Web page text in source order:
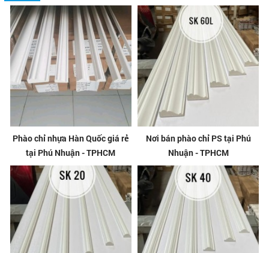
Phào chỉ nhựa Hàn Quốc giá rẻ
tại Phú Nhuận - TPHCM
Nơi bán phào chỉ PS tại Phú
Nhuận - TPHCM